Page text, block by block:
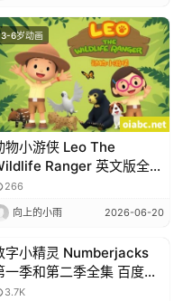
3-6岁动画
物小游侠 Leo The
Ranger 英文版全
集英语中字720P视频
百度网盘下载
266
向上的小雨 2026-06-20
3-6岁动画
字小精灵 Numberjacks
一季和第二季全集 百度网
下载
3.7K